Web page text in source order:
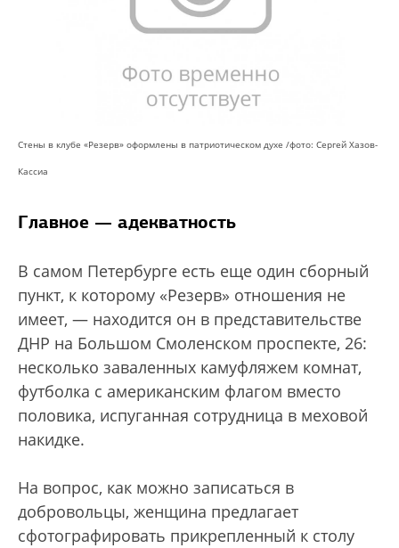
Стены в клубе «Резерв» оформлены в патриотическом духе /фото: Сергей Хазов-
Кассиа
Главное — адекватность
В самом Петербурге есть еще один сборный
пункт, к которому «Резерв» отношения не
имеет, — находится он в представительстве
ДНР на Большом Смоленском проспекте, 26:
несколько заваленных камуфляжем комнат,
футболка с американским флагом вместо
половика, испуганная сотрудница в меховой
накидке.
На вопрос, как можно записаться в
добровольцы, женщина предлагает
сфотографировать прикрепленный к столу